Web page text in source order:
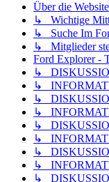
Über die
↳ Wichtige
↳ Suche Im
↳ Mitglieder
Ford Explorer -
↳
↳
↳
↳
↳
↳
↳
↳
↳